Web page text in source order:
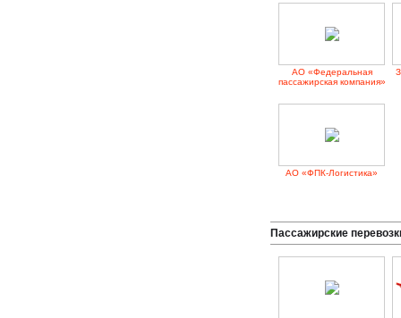
АО «Федеральная
пассажирская компания»
АО «ФПК-Логистика»
Пассажирские